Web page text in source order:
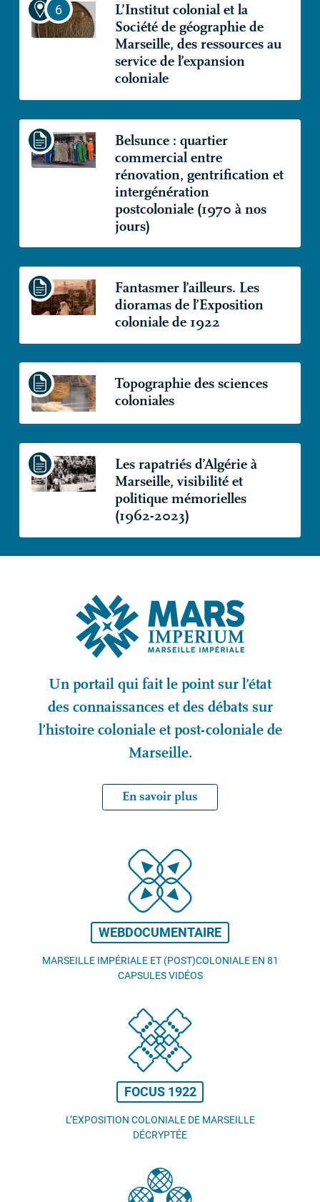
L’Institut colonial et la
Société de géographie de
Marseille, des ressources au
service de l’expansion
coloniale
Belsunce : quartier
commercial entre
rénovation, gentrification et
intergénération
postcoloniale (1970 à nos
jours)
Fantasmer l’ailleurs. Les
dioramas de l’Exposition
coloniale de 1922
Topographie des sciences
coloniales
Les rapatriés d’Algérie à
Marseille, visibilité et
politique mémorielles
(1962-2023)
Un portail qui fait le point sur l’état
des connaissances et des débats sur
l’histoire coloniale et post-coloniale de
Marseille.
En savoir plus
WEBDOCUMENTAIRE
MARSEILLE IMPÉRIALE ET (POST)COLONIALE EN 81
CAPSULES VIDÉOS
FOCUS 1922
L’EXPOSITION COLONIALE DE MARSEILLE
DÉCRYPTÉE